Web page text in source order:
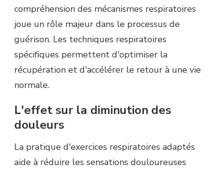
compréhension des mécanismes respiratoires
joue un rôle majeur dans le processus de
guérison. Les techniques respiratoires
spécifiques permettent d'optimiser la
récupération et d'accélérer le retour à une vie
normale.
L'effet sur la diminution des
douleurs
La pratique d'exercices respiratoires adaptés
aide à réduire les sensations douloureuses